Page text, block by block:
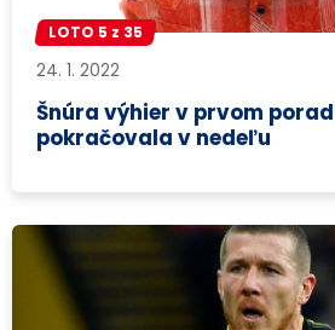
LOTO 5 z 35
24. 1. 2022
Šnúra výhier v prvom
pokračovala v nedeľu